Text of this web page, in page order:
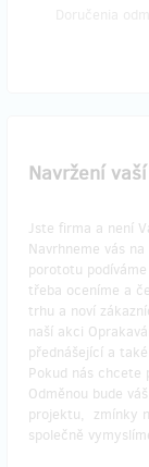
Navržení
Jste firma a není
Navrhneme vás
porototu
třeba oceníme a
trhu a noví
naší akci
přednášející a
Pokud nás chcete
Odměnou bude
projektu, zmínky
společně